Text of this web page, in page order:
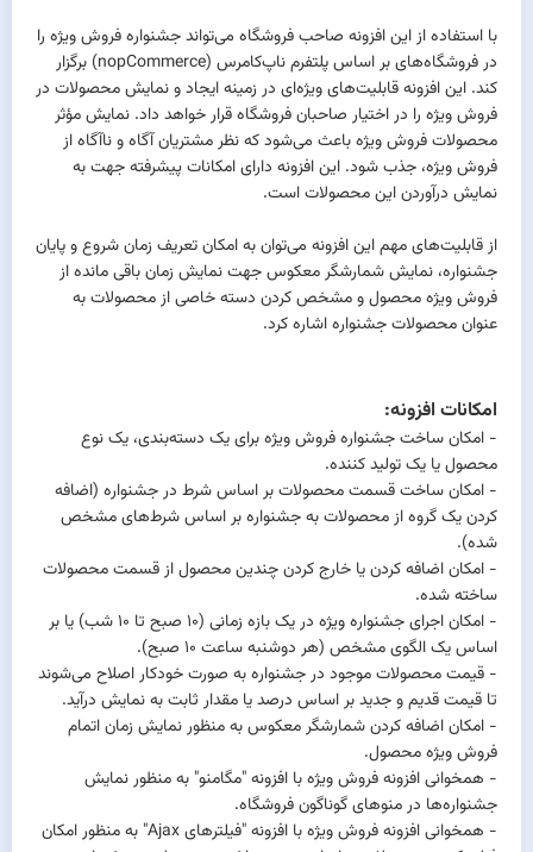
با استفاده از این افزونه صاحب فروشگاه می‌تواند جشنواره فروش ویژه را
در فروشگاه‌های بر اساس پلتفرم ناپ‌کامرس (nopCommerce) برگزار
کند. این افزونه قابلیت‌های ویژه‌ای در زمینه ایجاد و نمایش محصولات در
فروش ویژه را در اختیار صاحبان فروشگاه قرار خواهد داد. نمایش مؤثر
محصولات فروش ویژه باعث می‌شود که نظر مشتریان آگاه و ناآگاه از
فروش ویژه، جذب شود. این افزونه دارای امکانات پیشرفته جهت به
نمایش درآوردن این محصولات است.
از قابلیت‌های مهم این افزونه می‌توان به امکان تعریف زمان شروع و پایان
جشنواره، نمایش شمارشگر معکوس جهت نمایش زمان باقی مانده از
فروش ویژه محصول و مشخص کردن دسته خاصی از محصولات به
عنوان محصولات جشنواره اشاره کرد.
امکانات افزونه:
- امکان ساخت جشنواره فروش ویژه برای یک دسته‌بندی، یک نوع
محصول یا یک تولید کننده.
- امکان ساخت قسمت محصولات بر اساس شرط در جشنواره (اضافه
کردن یک گروه از محصولات به جشنواره بر اساس شرط‌های مشخص
شده).
- امکان اضافه کردن یا خارج کردن چندین محصول از قسمت محصولات
ساخته شده.
- امکان اجرای جشنواره ویژه در یک بازه زمانی (10 صبح تا 10 شب) یا بر
اساس یک الگوی مشخص (هر دوشنبه ساعت 10 صبح).
- قیمت محصولات موجود در جشنواره به صورت خودکار اصلاح می‌شوند
تا قیمت قدیم و جدید بر اساس درصد یا مقدار ثابت به نمایش درآید.
- امکان اضافه کردن شمارشگر معکوس به منظور نمایش زمان اتمام
فروش ویژه محصول.
- همخوانی افزونه فروش ویژه با افزونه "مگامنو" به منظور نمایش
جشنواره‌ها در منوهای گوناگون فروشگاه.
- همخوانی افزونه فروش ویژه با افزونه "فیلترهای Ajax
" به منظور امکان